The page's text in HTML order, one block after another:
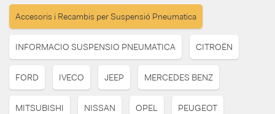
Accesoris i Recambis per Suspensió Pneumatica
INFORMACIO SUSPENSIO PNEUMATICA CITROËN
FORD IVECO JEEP MERCEDES BENZ
MITSUBISHI NISSAN OPEL PEUGEOT